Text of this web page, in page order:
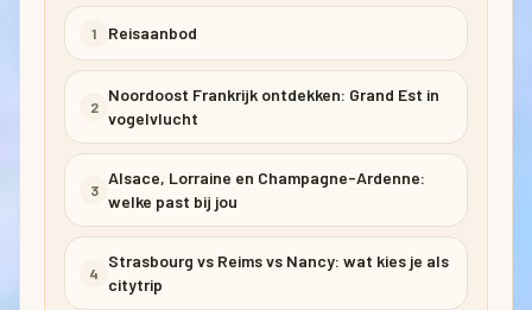
1 Reisaanbod
2
Noordoost Frankrijk ontdekken: Grand Est in
vogelvlucht
3
Alsace, Lorraine en Champagne-Ardenne:
welke past bij jou
4
Strasbourg vs Reims vs Nancy: wat kies je als
citytrip